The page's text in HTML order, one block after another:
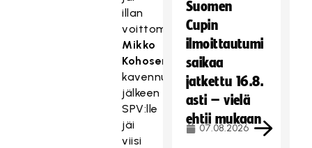
illan
voittomaaliksi.
Mikko
Kohosen
kavennuksen
jälkeen
SPV:lle
jäi
viisi
Suomen
Cupin
ilmoittautumi
saikaa
jatkettu 16.8.
asti – vielä
ehtii mukaan
07.08.2026